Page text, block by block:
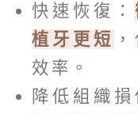
快速恢復：
植牙更短
效率。
降低組織